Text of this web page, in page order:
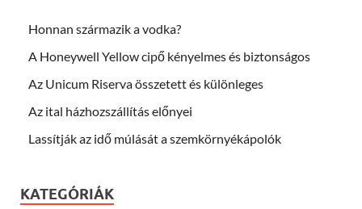
Honnan származik a vodka?
A Honeywell Yellow cipő kényelmes és biztonságos
Az Unicum Riserva összetett és különleges
Az ital házhozszállítás előnyei
Lassítják az idő múlását a szemkörnyékápolók
KATEGÓRIÁK